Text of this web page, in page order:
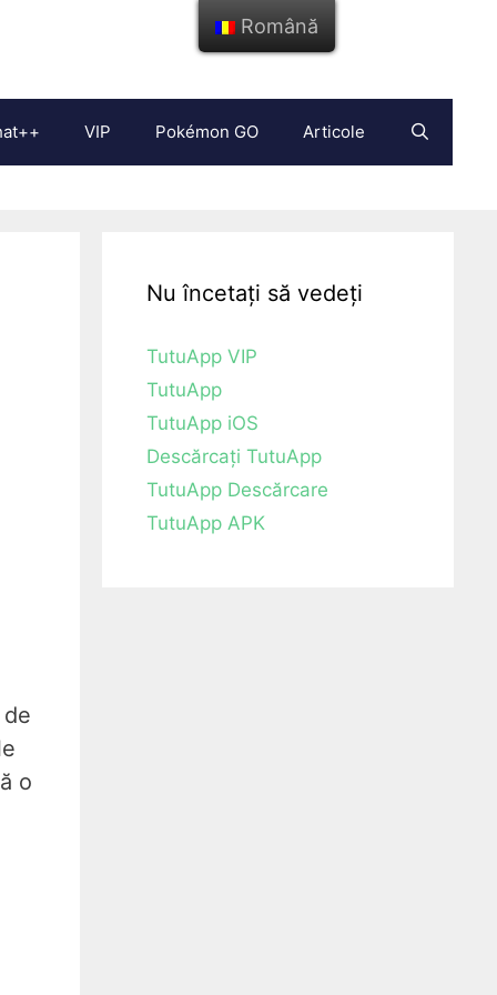
VIP Pokémon GO Articole
o
Nu încetați să vedeți
TutuApp VIP
TutuApp
TutuApp iOS
Descărcați TutuApp
TutuApp Descărcare
TutuApp APK
Română